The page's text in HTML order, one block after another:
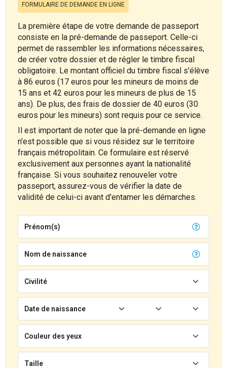
FORMULAIRE DE DEMANDE EN LIGNE
La première étape de votre demande de passeport
consiste en la pré-demande de passeport. Celle-ci
permet de rassembler les informations nécessaires,
de créer votre dossier et de régler le timbre fiscal
obligatoire. Le montant officiel du timbre fiscal s'élève
à 86 euros (17 euros pour les mineurs de moins de
15 ans et 42 euros pour les mineurs de plus de 15
ans). De plus, des frais de dossier de 40 euros (30
euros pour les mineurs) sont requis pour ce service.
Il est important de noter que la pré-demande en ligne
n'est possible que si vous résidez sur le territoire
français métropolitain. Ce formulaire est réservé
exclusivement aux personnes ayant la nationalité
française. Si vous souhaitez renouveler votre
passeport, assurez-vous de vérifier la date de
validité de celui-ci avant d'entamer les démarches.
Prénom(s)
Nom de naissance
Civilité
Date de naissance
Couleur des yeux
Taille